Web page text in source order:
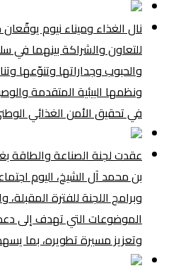
نال الغذاء وميناء نيوم
للتعاون والشراكة بينهما في
والحبوب وجداراتها وتنوّعها
ونظمها البيئية المتقدمة
في تحقيق الأمن الغذائي
عقدت لجنة الصناعة والطاقة
بن محمد آل الشيخ، اليوم
وبرامج اللجنة للفترة
الموضوعات التي تهدف إلى
وتعزيز مسيرة تطويره، بما